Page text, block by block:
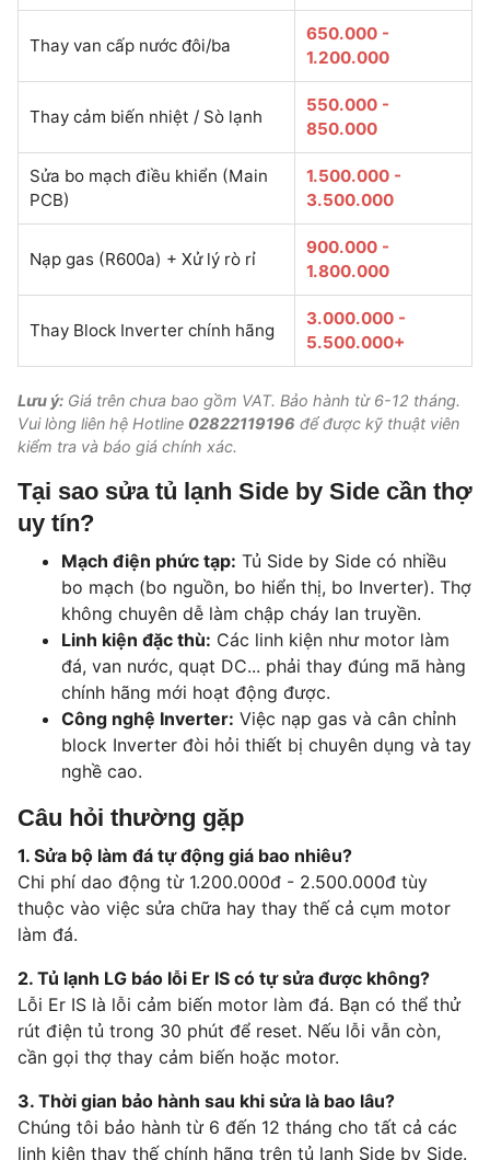
Thay van cấp nước đôi/ba
650.000 -
1.200.000
Thay cảm biến nhiệt / Sò lạnh
550.000 -
850.000
Sửa bo mạch điều khiển (Main
PCB)
1.500.000 -
3.500.000
Nạp gas (R600a) + Xử lý rò rỉ
900.000 -
1.800.000
Thay Block Inverter chính hãng
3.000.000 -
5.500.000+
Lưu ý: Giá trên chưa bao gồm VAT. Bảo hành từ 6-12 tháng.
Vui lòng liên hệ Hotline 02822119196 để được kỹ thuật viên
kiểm tra và báo giá chính xác.
Tại sao sửa tủ lạnh Side by Side cần thợ
uy tín?
Mạch điện phức tạp: Tủ Side by Side có nhiều
bo mạch (bo nguồn, bo hiển thị, bo Inverter). Thợ
không chuyên dễ làm chập cháy lan truyền.
Linh kiện đặc thù: Các linh kiện như motor làm
đá, van nước, quạt DC... phải thay đúng mã hàng
chính hãng mới hoạt động được.
Công nghệ Inverter: Việc nạp gas và cân chỉnh
block Inverter đòi hỏi thiết bị chuyên dụng và tay
nghề cao.
Câu hỏi thường gặp
1. Sửa bộ làm đá tự động giá bao nhiêu?
Chi phí dao động từ 1.200.000đ - 2.500.000đ tùy
thuộc vào việc sửa chữa hay thay thế cả cụm motor
làm đá.
2. Tủ lạnh LG báo lỗi Er IS có tự sửa được không?
Lỗi Er IS là lỗi cảm biến motor làm đá. Bạn có thể thử
rút điện tủ trong 30 phút để reset. Nếu lỗi vẫn còn,
cần gọi thợ thay cảm biến hoặc motor.
3. Thời gian bảo hành sau khi sửa là bao lâu?
Chúng tôi bảo hành từ 6 đến 12 tháng cho tất cả các
linh kiện thay thế chính hãng trên tủ lạnh Side by Side.